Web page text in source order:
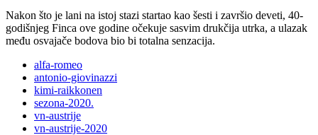
Nakon što je lani na istoj stazi startao kao šesti i završio deveti, 40-
godišnjeg Finca ove godine očekuje sasvim drukčija utrka, a ulazak
među osvajače bodova bio bi totalna senzacija.
alfa-romeo
antonio-giovinazzi
kimi-raikkonen
sezona-2020.
vn-austrije
vn-austrije-2020